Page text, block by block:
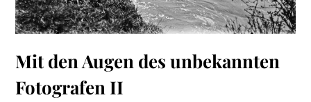
Mit den Augen des unbekannten
Fotografen II